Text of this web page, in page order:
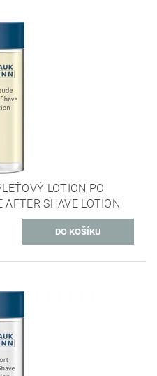
LOTION PO
SHAVE LOTION